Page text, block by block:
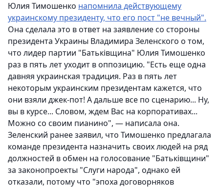
Юлия Тимошенко напомнила действующему
украинскому президенту, что его пост "не вечный".
Она сделала это в ответ на заявление со стороны
президента Украины Владимира Зеленского о том,
что лидер партии "Батьківщина" Юлия Тимошенко
раз в пять лет уходит в оппозицию. "Есть еще одна
давняя украинская традиция. Раз в пять лет
некоторым украинским президентам кажется, что
они взяли джек-пот! А дальше все по сценарию... Ну,
вы в курсе... Словом, ждем Вас на корпоративах...
Можно со своим пианино", — написала она.
Зеленский ранее заявил, что Тимошенко предлагала
команде президента назначить своих людей на ряд
должностей в обмен на голосование "Батьківщини"
за законопроекты "Слуги народа", однако ей
отказали, потому что "эпоха договорняков